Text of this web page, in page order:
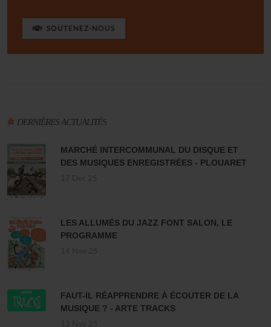
SOUTENEZ-NOUS
DERNIÈRES ACTUALITÉS
MARCHÉ INTERCOMMUNAL DU DISQUE ET
DES MUSIQUES ENREGISTRÉES - PLOUARET
LES ALLUMÉS DU JAZZ FONT SALON, LE
PROGRAMME
FAUT-IL RÉAPPRENDRE À ÉCOUTER DE LA
MUSIQUE ? - ARTE TRACKS